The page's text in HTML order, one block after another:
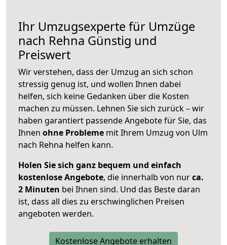
Ihr Umzugsexperte für Umzüge
nach Rehna Günstig und
Preiswert
Wir verstehen, dass der Umzug an sich schon
stressig genug ist, und wollen Ihnen dabei
helfen, sich keine Gedanken über die Kosten
machen zu müssen. Lehnen Sie sich zurück – wir
haben garantiert passende Angebote für Sie, das
Ihnen ohne Probleme mit Ihrem Umzug von Ulm
nach Rehna helfen kann.
Holen Sie sich ganz bequem und einfach
kostenlose Angebote, die innerhalb von nurca.
2 Minuten bei Ihnen sind. Und das Beste daran
ist, dass all dies zu erschwinglichen Preisen
angeboten werden.
Kostenlose Angebote erhalten